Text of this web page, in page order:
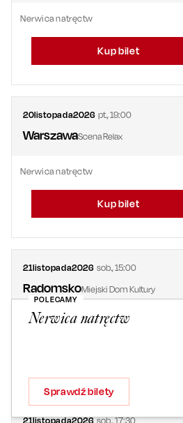
POLECAMY
Nerwica natręctw
Sprawdź bilety
Nerwica natręctw
Kup bilet
20listopada2026 pt.,19:00
WarszawaScena Relax
Nerwica natręctw
Kup bilet
21listopada2026 sob.,15:00
RadomskoMiejski Dom Kultury
Nerwica natręctw
21listopada2026 sob.,17:30